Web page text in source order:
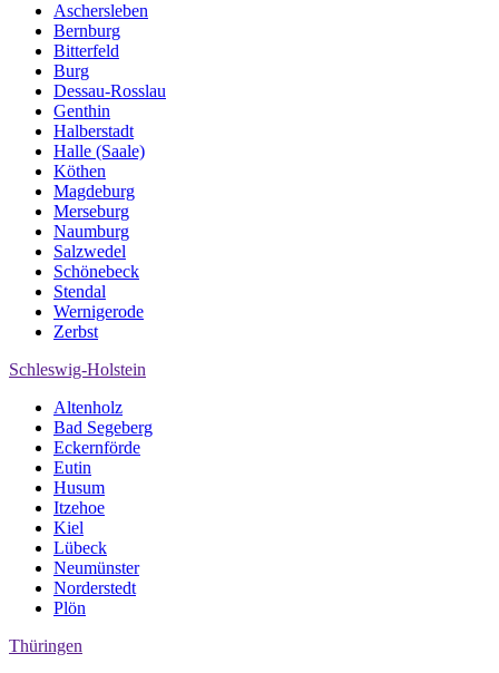
Aschersleben
Bernburg
Bitterfeld
Burg
Dessau-Rosslau
Genthin
Halberstadt
Halle (Saale)
Köthen
Magdeburg
Merseburg
Naumburg
Salzwedel
Schönebeck
Stendal
Wernigerode
Zerbst
Schleswig-Holstein
Altenholz
Bad Segeberg
Eckernförde
Eutin
Husum
Itzehoe
Kiel
Lübeck
Neumünster
Norderstedt
Plön
Thüringen